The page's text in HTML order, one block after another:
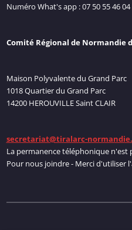
Numéro What's app : 07 50 55 46 04
Comité Régional de Normandie
Maison Polyvalente du Grand Parc
1018 Quartier du Grand Parc
14200 HEROUVILLE Saint CLAIR
secretariat@tiralarc-
La permanence téléphonique n'est
Pour nous joindre - Merci d'utiliser